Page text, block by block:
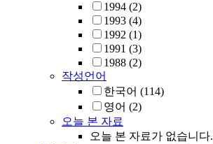
1994 (2)
1993 (4)
1992 (1)
1991 (3)
1988 (2)
작성언어
한국어 (114)
영어 (2)
오늘 본 자료
오늘 본 자료가 없습니다.